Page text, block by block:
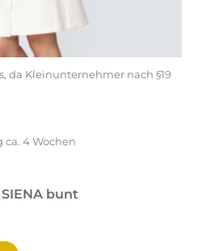
da Kleinunternehmer nach §19
ca. 4 Wochen
bunt